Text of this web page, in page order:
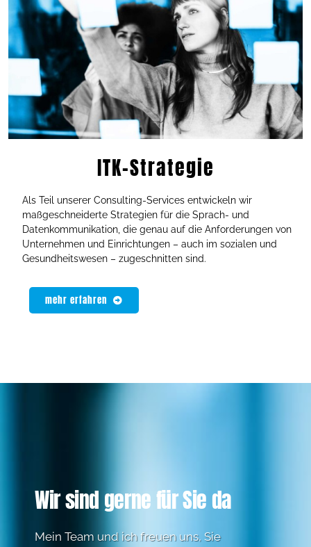
ITK-Strategie
Als Teil unserer Consulting-Services entwickeln wir
maßgeschneiderte Strategien für die Sprach- und
Datenkommunikation, die genau auf die Anforderungen von
Unternehmen und Einrichtungen – auch im sozialen und
Gesundheitswesen – zugeschnitten sind.
mehr erfahren
Wir sind gerne für Sie da
Mein Team und ich freuen uns, Sie